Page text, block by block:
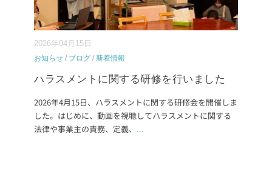
2026年04月15日
お知らせ / ブログ / 新着情報
ハラスメントに関する研修を行いました
2026年4月15日、ハラスメントに関する研修会を開催しま
した。はじめに、動画を視聴してハラスメントに関する
法律や事業主の責務、定義、 ...